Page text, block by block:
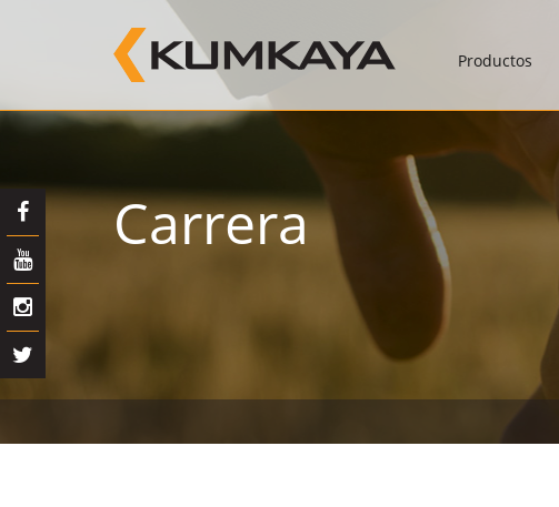
Productos
Carrera